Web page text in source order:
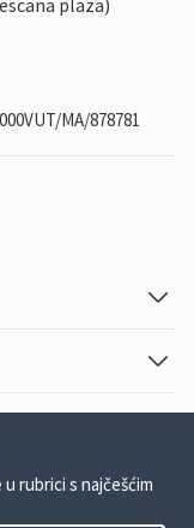
plaza)
MA/878781
rubrici s najčešćim